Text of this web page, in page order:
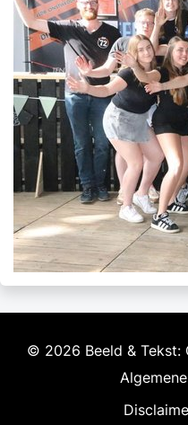
© 2026 Beeld & Tekst: